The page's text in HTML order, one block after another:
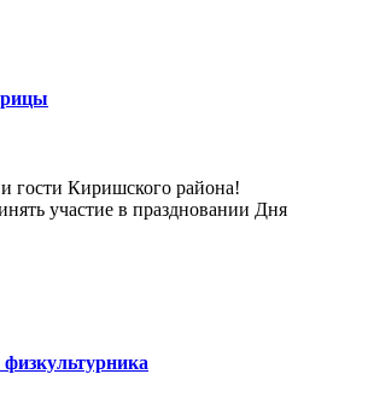
гости Киришского района!
участие в праздновании Дня